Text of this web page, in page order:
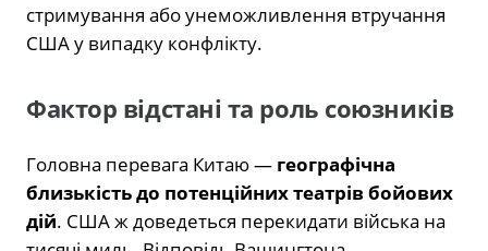
стримування або унеможливлення втручання
США у випадку конфлікту.
Фактор відстані та роль союзників
Головна перевага Китаю — географічна
близькість до потенційних театрів бойових
дій. США ж доведеться перекидати війська на